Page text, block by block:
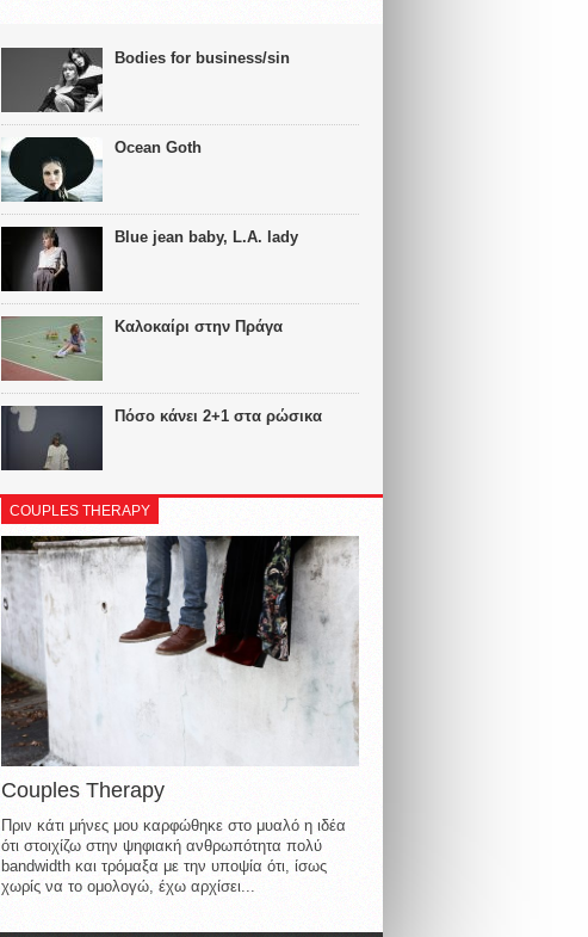
Bodies for business/sin
Ocean Goth
Blue jean baby, L.A. lady
Καλοκαίρι στην Πράγα
Πόσο κάνει 2+1 στα ρώσικα
COUPLES THERAPY
Couples Therapy
Πριν κάτι μήνες μου καρφώθηκε στο μυαλό η ιδέα
ότι στοιχίζω στην ψηφιακή ανθρωπότητα πολύ
bandwidth και τρόμαξα με την υποψία ότι, ίσως
χωρίς να το ομολογώ, έχω αρχίσει...